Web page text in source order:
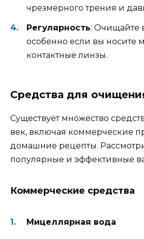
чрезмерного трения и
Регулярность: Очищайте
особенно если вы носите
контактные линзы.
Средства для
Существует множество
век, включая коммерческие
домашние рецепты.
популярные и эффективные
Коммерческие средства
Мицеллярная вода